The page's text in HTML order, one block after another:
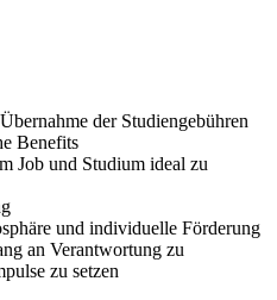
der Studiengebühren
Benefits
Job und Studium ideal zu
und individuelle Förderung
an Verantwortung zu
zu setzen